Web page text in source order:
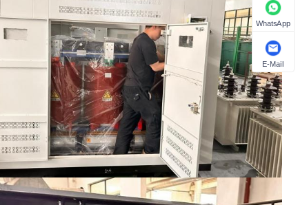
WhatsApp
E-Mail